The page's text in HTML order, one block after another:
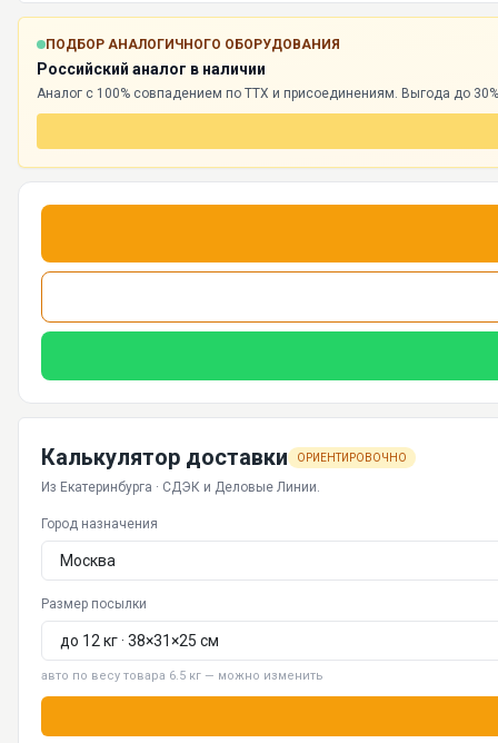
ПОДБОР АНАЛОГИЧНОГО ОБОРУДОВАНИЯ
Российский аналог в наличии
Аналог с 100% совпадением по ТТХ и присоединениям. Выгода до
Калькулятор доставки ОРИЕНТИРОВОЧНО
Из Екатеринбурга · СДЭК и Деловые Линии.
Город назначения
Размер посылки
авто по весу товара 6.5 кг — можно изменить